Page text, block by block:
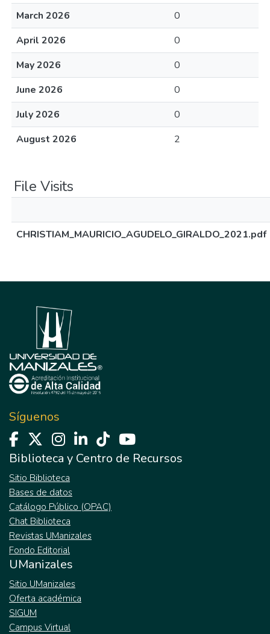
March 2026
0
April 2026
0
May 2026
0
June 2026
0
July 2026
0
August 2026
2
File Visits
CHRISTIAM_MAURICIO_AGUDELO_GIRALDO_2021.pdf
Síguenos
Biblioteca y Centro de Recursos
Sitio Biblioteca
Bases de datos
Catálogo Público (OPAC)
Chat Biblioteca
Revistas UManizales
Fondo Editorial
UManizales
Sitio UManizales
Oferta académica
SIGUM
Campus Virtual